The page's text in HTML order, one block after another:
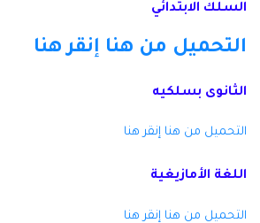
السلك الابتدائي
التحميل من هنا إنقر هنا
الثانوى بسلكيه
التحميل من هنا إنقر هنا
اللغة الأمازيغية
التحميل من هنا إنقر هنا